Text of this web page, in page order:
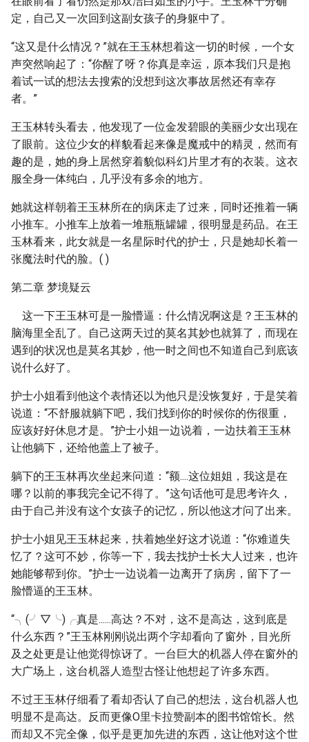
定，自己又一次回到这副女孩子的身躯中了。
“这又是什么情况？”就在王玉林想着这一切的时候，一个女
声突然响起了：“你醒了呀？你真是幸运，原本我们只是抱
着试一试的想法去搜索的没想到这次事故居然还有幸存
者。”
王玉林转头看去，他发现了一位金发碧眼的美丽少女出现在
了眼前。这位少女的样貌看起来像是魔戒中的精灵，然而有
趣的是，她的身上居然穿着貌似科幻片里才有的衣装。这衣
服全身一体纯白，几乎没有多余的地方。
她就这样朝着王玉林所在的病床走了过来，同时还推着一辆
小推车。小推车上放着一堆瓶瓶罐罐，很明显是药品。在王
玉林看来，此女就是一名星际时代的护士，只是她却长着一
张魔法时代的脸。( )
第二章 梦境疑云
这一下王玉林可是一脸懵逼：什么情况啊这是？王玉林的
脑海里全乱了。自己这两天过的莫名其妙也就算了，而现在
遇到的状况也是莫名其妙，他一时之间也不知道自己到底该
说什么好了。
护士小姐看到他这个表情还以为他只是没恢复好，于是笑着
说道：“不舒服就躺下吧，我们找到你的时候你的伤很重，
应该好好休息才是。”护士小姐一边说着，一边扶着王玉林
让他躺下，还给他盖上了被子。
躺下的王玉林再次坐起来问道：“额....这位姐姐，我这是在
哪？以前的事我完全记不得了。”这句话他可是思考许久，
由于自己并没有这个女孩子的记忆，所以他这才问了出来。
护士小姐见王玉林起来，扶着她坐好这才说道：“你难道失
忆了？这可不妙，你等一下，我去找护士长大人过来，也许
她能够帮到你。”护士一边说着一边离开了病房，留下了一
脸懵逼的王玉林。
“╮(╯▽╰)╭真是......高达？不对，这不是高达，这到底是
什么东西？”王玉林刚刚说出两个字却看向了窗外，目光所
及之处更是让他觉得惊讶了。一台巨大的机器人停在窗外的
大广场上，这台机器人造型古怪让他想起了许多东西。
不过王玉林仔细看了看却否认了自己的想法，这台机器人也
明显不是高达。反而更像O里卡拉赞副本的图书馆馆长。然
而却又不完全像，似乎是更加先进的东西，这让他对这个世